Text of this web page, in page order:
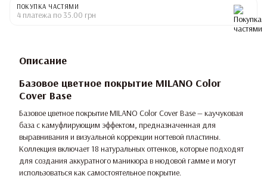
ПОКУПКА ЧАСТЯМИ
4 платежа по 35.00 грн
Описание
Базовое цветное покрытие MILANO Color
Cover Base
Базовое цветное покрытие MILANO Color Cover Base — каучуковая
база с камуфлирующим эффектом, предназначенная для
выравнивания и визуальной коррекции ногтевой пластины.
Коллекция включает 18 натуральных оттенков, которые подходят
для создания аккуратного маникюра в нюдовой гамме и могут
использоваться как самостоятельное покрытие.